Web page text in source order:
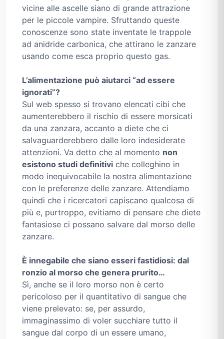
vicine alle ascelle siano di grande attrazione
per le piccole vampire. Sfruttando queste
conoscenze sono state inventate le trappole
ad anidride carbonica, che attirano le zanzare
usando come esca proprio questo gas.
L’alimentazione può aiutarci “ad essere
ignorati”?
Sul web spesso si trovano elencati cibi che
aumenterebbero il rischio di essere morsicati
da una zanzara, accanto a diete che ci
salvaguarderebbero dalle loro indesiderate
attenzioni. Va detto che al momento non
esistono studi definitivi che colleghino in
modo inequivocabile la nostra alimentazione
con le preferenze delle zanzare. Attendiamo
quindi che i ricercatori capiscano qualcosa di
più e, purtroppo, evitiamo di pensare che diete
fantasiose ci possano salvare dal morso delle
zanzare.
È innegabile che siano esseri fastidiosi: dal
ronzio al morso che genera prurito…
Sì, anche se il loro morso non è certo
pericoloso per il quantitativo di sangue che
viene prelevato: se, per assurdo,
immaginassimo di voler succhiare tutto il
sangue dal corpo di un essere umano,